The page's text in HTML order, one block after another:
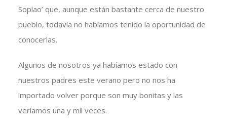
Soplao’ que, aunque están bastante cerca de nuestro
pueblo, todavía no habíamos tenido la oportunidad de
conocerlas.
Algunos de nosotros ya habíamos estado con
nuestros padres este verano pero no nos ha
importado volver porque son muy bonitas y las
veríamos una y mil veces.